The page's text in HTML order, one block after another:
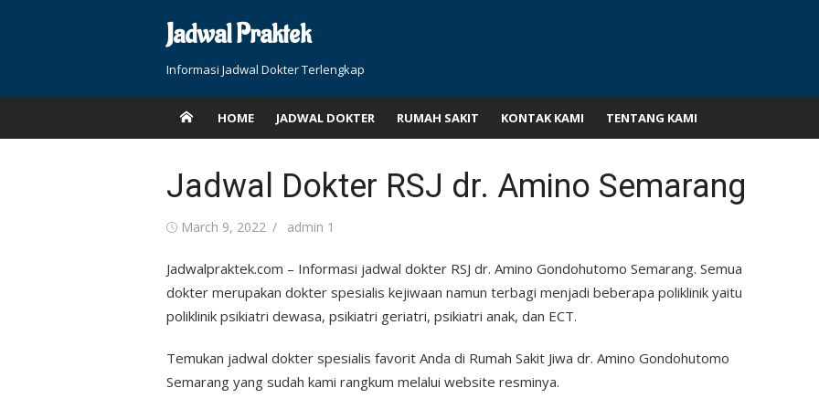
Jadwal Praktek
Informasi Jadwal Dokter Terlengkap
HOME JADWAL DOKTER RUMAH SAKIT KONTAK KAMI TENTANG KAMI
Jadwal Dokter RSJ dr. Amino Semarang
Posted
March 9, 2022 Author
admin 1
Jadwalpraktek.com – Informasi jadwal dokter RSJ dr. Amino Gondohutomo Semarang. Semua
dokter merupakan dokter spesialis kejiwaan namun terbagi menjadi beberapa poliklinik yaitu
poliklinik psikiatri dewasa, psikiatri geriatri, psikiatri anak, dan ECT.
Temukan jadwal dokter spesialis favorit Anda di Rumah Sakit Jiwa dr. Amino Gondohutomo
Semarang yang sudah kami rangkum melalui website resminya.